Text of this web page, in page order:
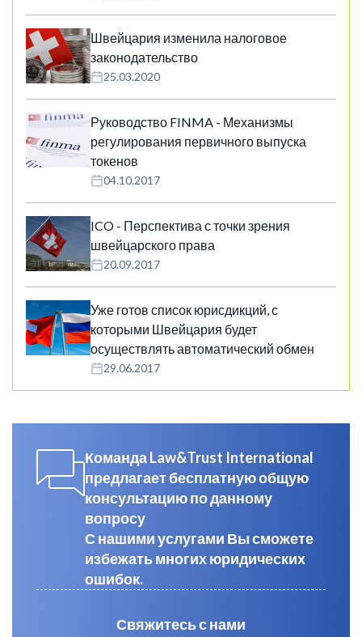
Швейцария изменила налоговое
законодательство
25.03.2020
Руководство FINMA - Механизмы
регулирования первичного выпуска
токенов
04.10.2017
ICO - Перспектива с точки зрения
швейцарского права
20.09.2017
Уже готов список юрисдикций, с
которыми Швейцария будет
осуществлять автоматический обмен
29.06.2017
Команда Law&Trust International
предлагает бесплатную общую
консультацию по данному
вопросу
С нашими услугами Вы сможете
избежать многих юридических
ошибок.
Свяжитесь с нами